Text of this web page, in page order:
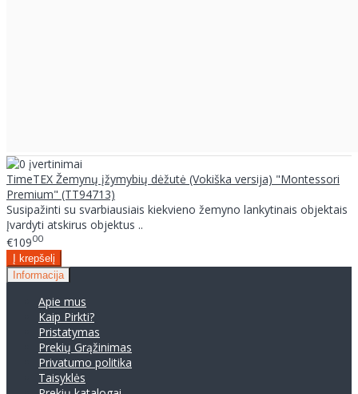
TimeTEX Žemynų įžymybių dėžutė (Vokiška versija) "Montessori
Premium" (TT94713)
Susipažinti su svarbiausiais kiekvieno žemyno lankytinais objektais
Įvardyti atskirus objektus ..
€10900
Informacija
Apie mus
Kaip Pirkti?
Pristatymas
Prekių Grąžinimas
Privatumo politika
Taisyklės